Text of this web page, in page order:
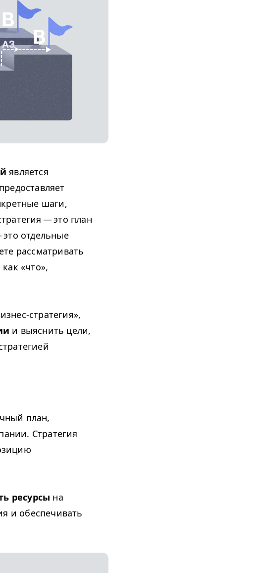
является
шаги,
— это план
отдельные
рассматривать
«что»,
стратегия»,
и выяснить цели,
план,
Стратегия
ресурсы на
и обеспечивать